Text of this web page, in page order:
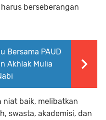
berseberangan
Bersama PAUD
Akhlak Mulia
niat baik, melibatkan
swasta, akademisi, dan